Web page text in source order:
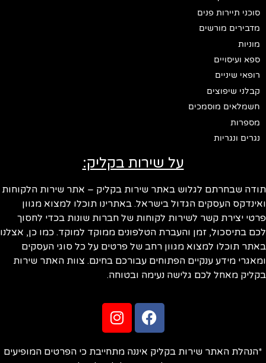
סוכני תיירות פנים
מדבירים מורשים
מוניות
ספא ועיסויים
רופאי שיניים
קבלני שיפוצים
חשמלאים מוסמכים
מספרות
נגרים ונגריות
על שירות בקליק:
תודה שבחרתם לגלוש באתר שירות בקליק – אתר שירות הלקוחות
ואינדקס העסקים הגדול בישראל. באתרינו תוכלו למצוא מגוון
פרטי יצירת קשר לשירות לקוחות של חברות שונות בכדי לחסוך
לכם בתיסכול, זמן והעברת הטלפונים ממוקד למוקד. כמו כן, אצלנו
באתר תוכלו למצוא מגוון רחב של פרטים על כל סוגי העסקים
ומאגרי מידע ענקיים הפתוחים עבורכם בחינם. צוות האתר שירות
בקליק מאחל לכם גלישה נעימה ובטוחה.
*הנהלת האתר שירות בקליק איננה מתחייבת כי הפרטים המופיעים